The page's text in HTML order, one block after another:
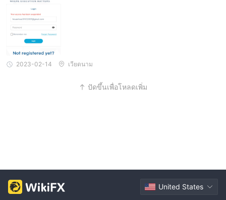
2023-02-14 เวียดนาม
ปัดขึ้นเพื่อโหลดเพิ่ม
United States